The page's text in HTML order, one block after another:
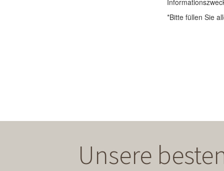
*Bitte füllen Sie
Unsere